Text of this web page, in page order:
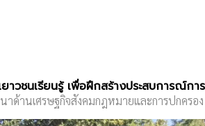
นาด้านเศรษฐกิจสังคมกฎหมายและการปก
วชนเรียนรู้ เพื่อฝึกสร้างประสบการณ์กา